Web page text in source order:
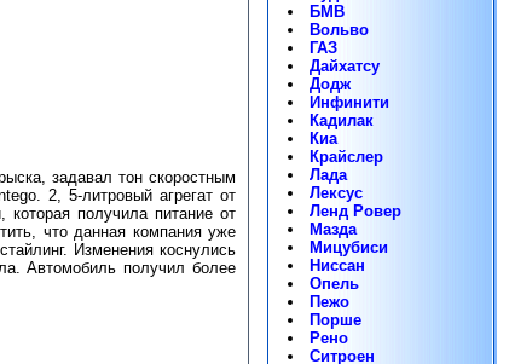
задавал тон скоростным
2, 5-литровый агрегат от
получила питание от
что данная компания уже
Изменения коснулись
Автомобиль получил более
БМВ
Вольво
ГАЗ
Дайхатсу
Додж
Инфинити
Кадилак
Киа
Крайслер
Лада
Лексус
Ленд Ровер
Мазда
Мицубиси
Ниссан
Опель
Пежо
Порше
Рено
Ситроен